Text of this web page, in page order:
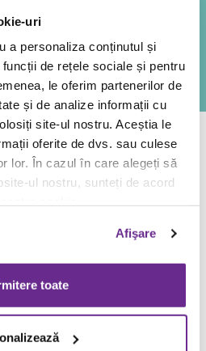
uri
a personaliza conținutul și
de rețele sociale și pentru
le oferim partenerilor de
și de analize informații cu
site-ul nostru. Aceștia le
oferite de dvs. sau culese
lor. În cazul în care alegeți să
ul nostru, sunteți de acord
Afişare
toate
te-am obișnuit.
RESTAURANTE >>
spiritul #livemas via email de fiecare
TE >>